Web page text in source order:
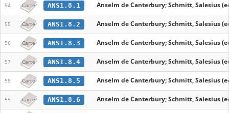
54 Carte ANS1.8.1 Anselm de Canterbury; Schmitt, Salesius
55 Carte ANS1.8.2 Anselm de Canterbury; Schmitt, Salesius
56 Carte ANS1.8.3 Anselm de Canterbury; Schmitt, Salesius
57 Carte ANS1.8.4 Anselm de Canterbury; Schmitt, Salesius
58 Carte ANS1.8.5 Anselm de Canterbury; Schmitt, Salesius
59 Carte ANS1.8.6 Anselm de Canterbury; Schmitt, Salesius